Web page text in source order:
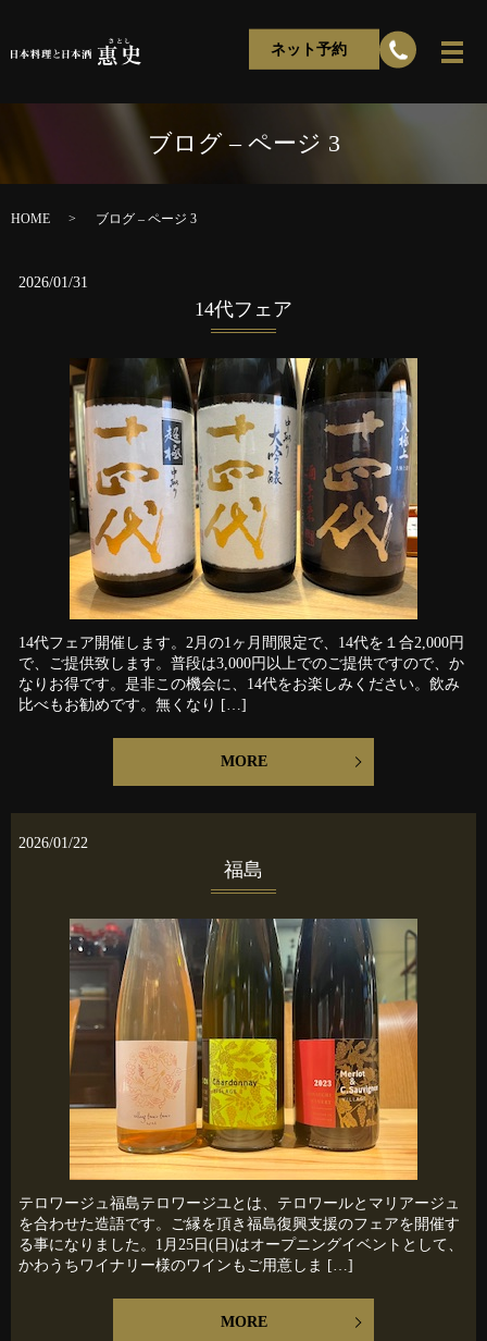
ネット予約
ブログ – ページ 3
HOME ブログ – ページ 3
2026/01/31
14代フェア
14代フェア開催します。2月の1ヶ月間限定で、14代を１合2,000円
で、ご提供致します。普段は3,000円以上でのご提供ですので、か
なりお得です。是非この機会に、14代をお楽しみください。飲み
比べもお勧めです。無くなり […]
MORE
2026/01/22
福島
テロワージュ福島テロワージユとは、テロワールとマリアージュ
を合わせた造語です。ご縁を頂き福島復興支援のフェアを開催す
る事になりました。1月25日(日)はオープニングイベントとして、
かわうちワイナリー様のワインもご用意しま […]
MORE